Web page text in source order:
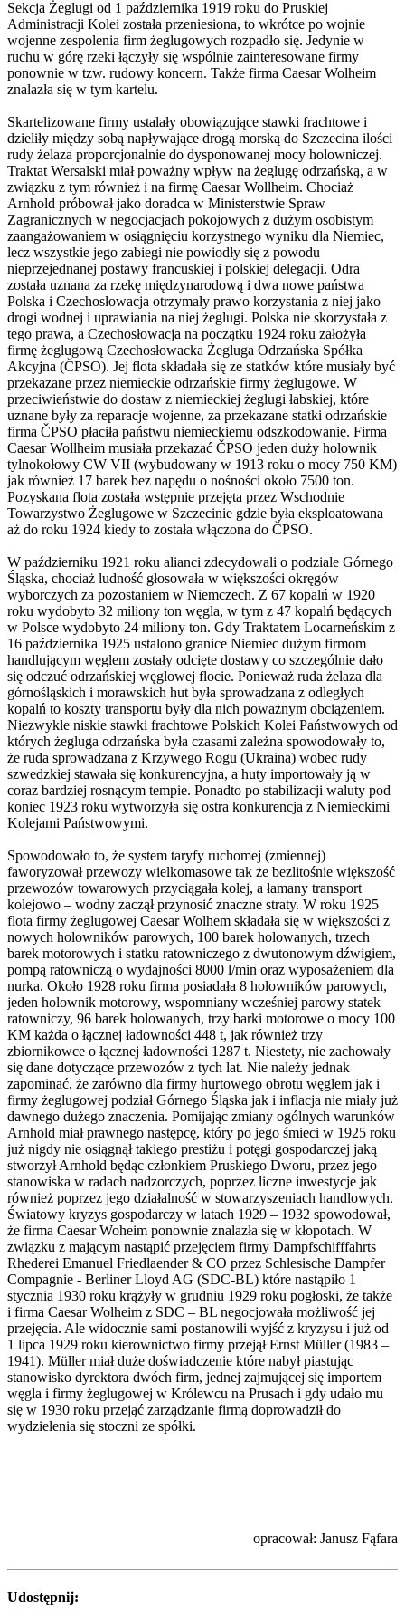
Sekcja Żeglugi od 1 października 1919 roku do Pruskiej
Administracji Kolei została przeniesiona, to wkrótce po wojnie
wojenne zespolenia firm żeglugowych rozpadło się. Jedynie w
ruchu w górę rzeki łączyły się wspólnie zainteresowane firmy
ponownie w tzw. rudowy koncern. Także firma Caesar Wolheim
znalazła się w tym kartelu.
Skartelizowane firmy ustalały obowiązujące stawki frachtowe i
dzieliły między sobą napływające drogą morską do Szczecina ilości
rudy żelaza proporcjonalnie do dysponowanej mocy holowniczej.
Traktat Wersalski miał poważny wpływ na żeglugę odrzańską, a w
związku z tym również i na firmę Caesar Wollheim. Chociaż
Arnhold próbował jako doradca w Ministerstwie Spraw
Zagranicznych w negocjacjach pokojowych z dużym osobistym
zaangażowaniem w osiągnięciu korzystnego wyniku dla Niemiec,
lecz wszystkie jego zabiegi nie powiodły się z powodu
nieprzejednanej postawy francuskiej i polskiej delegacji. Odra
została uznana za rzekę międzynarodową i dwa nowe państwa
Polska i Czechosłowacja otrzymały prawo korzystania z niej jako
drogi wodnej i uprawiania na niej żeglugi. Polska nie skorzystała z
tego prawa, a Czechosłowacja na początku 1924 roku założyła
firmę żeglugową Czechosłowacka Żegluga Odrzańska Spółka
Akcyjna (ČPSO). Jej flota składała się ze statków które musiały być
przekazane przez niemieckie odrzańskie firmy żeglugowe. W
przeciwieństwie do dostaw z niemieckiej żeglugi łabskiej, które
uznane były za reparacje wojenne, za przekazane statki odrzańskie
firma ČPSO płaciła państwu niemieckiemu odszkodowanie. Firma
Caesar Wollheim musiała przekazać ČPSO jeden duży holownik
tylnokołowy CW VII (wybudowany w 1913 roku o mocy 750 KM)
jak również 17 barek bez napędu o nośności około 7500 ton.
Pozyskana flota została wstępnie przejęta przez Wschodnie
Towarzystwo Żeglugowe w Szczecinie gdzie była eksploatowana
aż do roku 1924 kiedy to została włączona do ČPSO.
W październiku 1921 roku alianci zdecydowali o podziale Górnego
Śląska, chociaż ludność głosowała w większości okręgów
wyborczych za pozostaniem w Niemczech. Z 67 kopalń w 1920
roku wydobyto 32 miliony ton węgla, w tym z 47 kopalń będących
w Polsce wydobyto 24 miliony ton. Gdy Traktatem Locarneńskim z
16 października 1925 ustalono granice Niemiec dużym firmom
handlującym węglem zostały odcięte dostawy co szczególnie dało
się odczuć odrzańskiej węglowej flocie. Ponieważ ruda żelaza dla
górnośląskich i morawskich hut była sprowadzana z odległych
kopalń to koszty transportu były dla nich poważnym obciążeniem.
Niezwykle niskie stawki frachtowe Polskich Kolei Państwowych od
których żegluga odrzańska była czasami zależna spowodowały to,
że ruda sprowadzana z Krzywego Rogu (Ukraina) wobec rudy
szwedzkiej stawała się konkurencyjna, a huty importowały ją w
coraz bardziej rosnącym tempie. Ponadto po stabilizacji waluty pod
koniec 1923 roku wytworzyła się ostra konkurencja z Niemieckimi
Kolejami Państwowymi.
Spowodowało to, że system taryfy ruchomej (zmiennej)
faworyzował przewozy wielkomasowe tak że bezlitośnie większość
przewozów towarowych przyciągała kolej, a łamany transport
kolejowo – wodny zaczął przynosić znaczne straty. W roku 1925
flota firmy żeglugowej Caesar Wolhem składała się w większości z
nowych holowników parowych, 100 barek holowanych, trzech
barek motorowych i statku ratowniczego z dwutonowym dźwigiem,
pompą ratowniczą o wydajności 8000 l/min oraz wyposażeniem dla
nurka. Około 1928 roku firma posiadała 8 holowników parowych,
jeden holownik motorowy, wspomniany wcześniej parowy statek
ratowniczy, 96 barek holowanych, trzy barki motorowe o mocy 100
KM każda o łącznej ładowności 448 t, jak również trzy
zbiornikowce o łącznej ładowności 1287 t. Niestety, nie zachowały
się dane dotyczące przewozów z tych lat. Nie należy jednak
zapominać, że zarówno dla firmy hurtowego obrotu węglem jak i
firmy żeglugowej podział Górnego Śląska jak i inflacja nie miały już
dawnego dużego znaczenia. Pomijając zmiany ogólnych warunków
Arnhold miał prawnego następcę, który po jego śmieci w 1925 roku
już nigdy nie osiągnął takiego prestiżu i potęgi gospodarczej jaką
stworzył Arnhold będąc członkiem Pruskiego Dworu, przez jego
stanowiska w radach nadzorczych, poprzez liczne inwestycje jak
również poprzez jego działalność w stowarzyszeniach handlowych.
Światowy kryzys gospodarczy w latach 1929 – 1932 spowodował,
że firma Caesar Woheim ponownie znalazła się w kłopotach. W
związku z mającym nastąpić przejęciem firmy Dampfschifffahrts
Rhederei Emanuel Friedlaender & CO przez Schlesische Dampfer
Compagnie - Berliner Lloyd AG (SDC-BL) które nastąpiło 1
stycznia 1930 roku krążyły w grudniu 1929 roku pogłoski, że także
i firma Caesar Wolheim z SDC – BL negocjowała możliwość jej
przejęcia. Ale widocznie sami postanowili wyjść z kryzysu i już od
1 lipca 1929 roku kierownictwo firmy przejął Ernst Müller (1983 –
1941). Müller miał duże doświadczenie które nabył piastując
stanowisko dyrektora dwóch firm, jednej zajmującej się importem
węgla i firmy żeglugowej w Królewcu na Prusach i gdy udało mu
się w 1930 roku przejąć zarządzanie firmą doprowadził do
wydzielenia się stoczni ze spółki.
opracował: Janusz Fąfara
Udostępnij: